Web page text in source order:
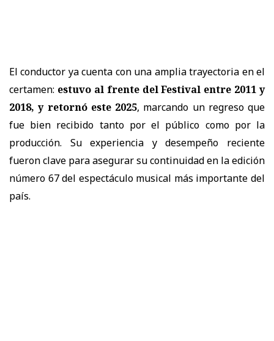
El conductor ya cuenta con una amplia trayectoria en el
certamen: estuvo al frente del Festival entre 2011 y
2018, y retornó este 2025, marcando un regreso que
fue bien recibido tanto por el público como por la
producción. Su experiencia y desempeño reciente
fueron clave para asegurar su continuidad en la edición
número 67 del espectáculo musical más importante del
país.